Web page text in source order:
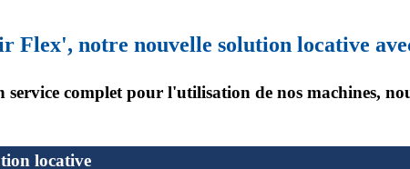
Flex', notre nouvelle solution locative
complet pour l'utilisation de nos machines,
locative